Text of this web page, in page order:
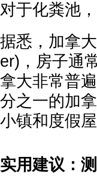
对于化粪池
据悉，加拿
er)，房子通
拿大非常普
分之一的加
小镇和度假屋
实用建议：